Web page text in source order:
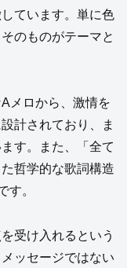
ています。単に色
のものがテーマと
メロから、激情を
計されており、ま
す。また、「全て
哲学的な歌詞構造
す。
受け入れるという
ッセージではない